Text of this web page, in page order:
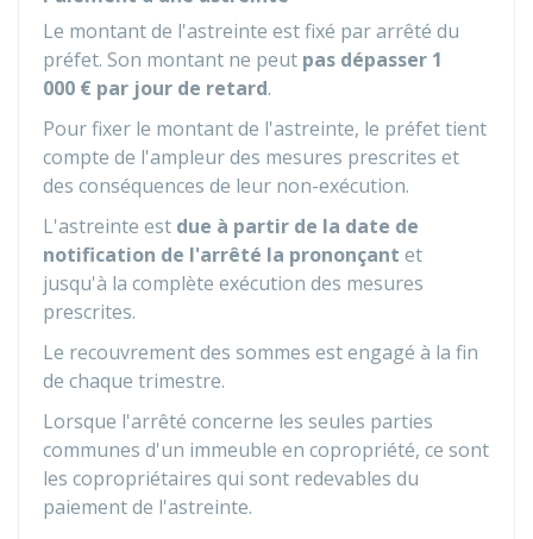
Le montant de l'astreinte est fixé par arrêté du
préfet. Son montant ne peut pas dépasser 1
000 € par jour de retard.
Pour fixer le montant de l'astreinte, le préfet tient
compte de l'ampleur des mesures prescrites et
des conséquences de leur non-exécution.
L'astreinte est due à partir de la date de
notification de l'arrêté la prononçant et
jusqu'à la complète exécution des mesures
prescrites.
Le recouvrement des sommes est engagé à la fin
de chaque trimestre.
Lorsque l'arrêté concerne les seules parties
communes d'un immeuble en copropriété, ce sont
les copropriétaires qui sont redevables du
paiement de l'astreinte.